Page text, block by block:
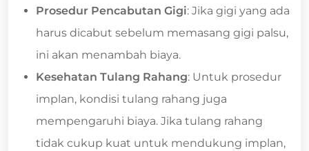
Prosedur Pencabutan Gigi: Jika gigi yang ada
harus dicabut sebelum memasang gigi palsu,
ini akan menambah biaya.
Kesehatan Tulang Rahang: Untuk prosedur
implan, kondisi tulang rahang juga
mempengaruhi biaya. Jika tulang rahang
tidak cukup kuat untuk mendukung implan,